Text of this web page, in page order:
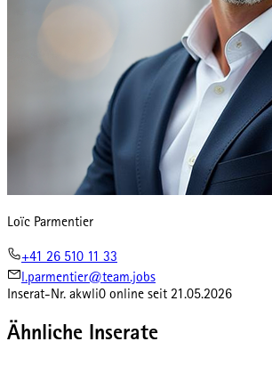
Loïc Parmentier
+41 26 510 11 33
l.parmentier@team.jobs
Inserat-Nr. akwli0 online seit 21.05.2026
Ähnliche Inserate